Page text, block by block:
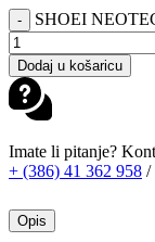
- SHOEI
Dodaj u košaricu
Imate li pitanje?
+ (386) 41 362 958 /
Opis